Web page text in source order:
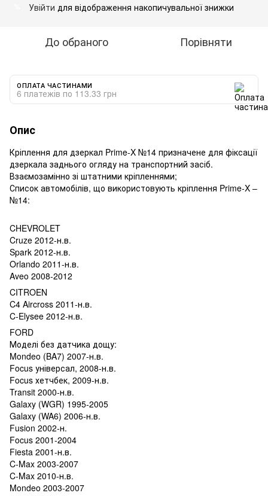
Увійти для відображення накопичувальної знижки
До обраного Порівняти
ОПЛАТА ЧАСТИНАМИ
6 платежів по 113.33 грн
Опис
Кріплення для дзеркал Prime-X №14 призначене для фіксації
дзеркала заднього огляду на транспортний засіб.
Взаємозамінно зі штатними кріпленнями;
Список автомобілів, що використовують кріплення Prime-X –
№14:
CHEVROLET
Cruze 2012-н.в.
Spark 2012-н.в.
Orlando 2011-н.в.
Aveo 2008-2012
CITROEN
C4 Aircross 2011-н.в.
C-Elysee 2012-н.в.
FORD
Моделі без датчика дощу:
Mondeo (BA7) 2007-н.в.
Focus універсал, 2008-н.в.
Focus хетчбек, 2009-н.в.
Transit 2000-н.в.
Galaxy (WGR) 1995-2005
Galaxy (WA6) 2006-н.в.
Fusion 2002-н.
Focus 2001-2004
Fiesta 2001-н.в.
C-Max 2003-2007
C-Max 2010-н.в.
Mondeo 2003-2007